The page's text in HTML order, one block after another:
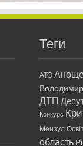
Теги
АТО
ДТП
Конкурс
Мензул
область